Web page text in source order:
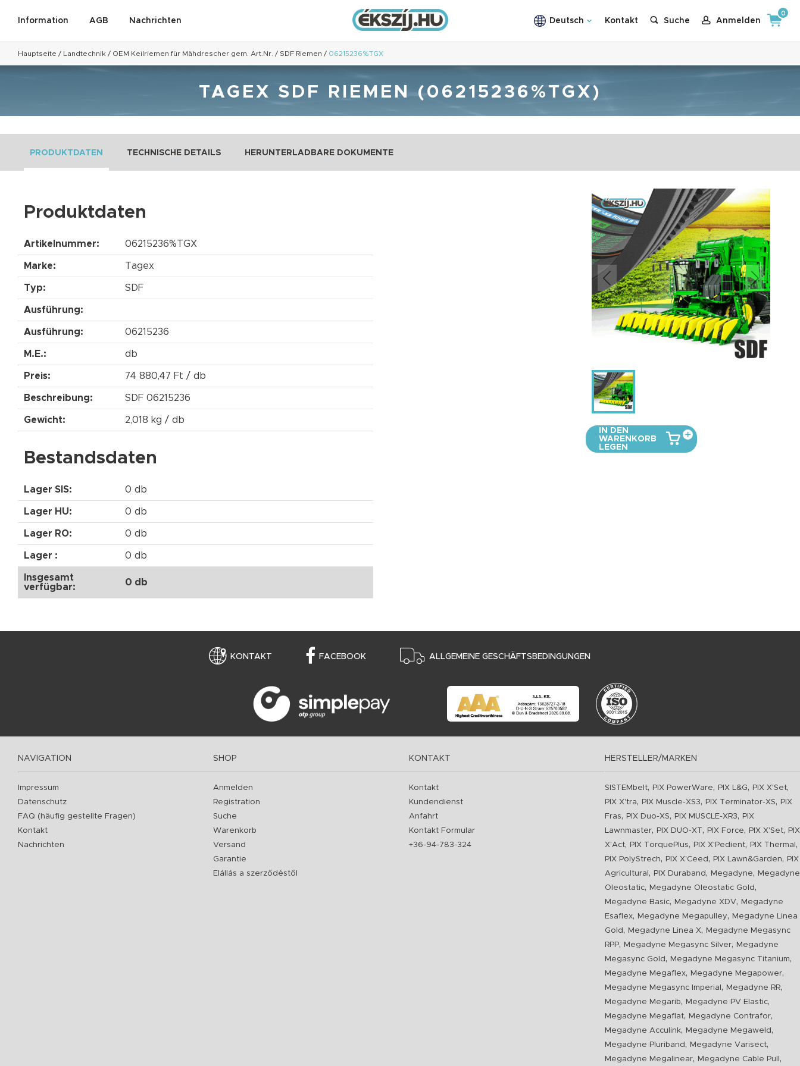
Information AGB Nachrichten Deutsch Kontakt Suche Anmelden
0
Hauptseite / Landtechnik / OEM Keilriemen für Mähdrescher gem. Art.Nr. / SDF Riemen / 06215236%TGX
TAGEX SDF RIEMEN (06215236%TGX)
PRODUKTDATEN TECHNISCHE DETAILS HERUNTERLADBARE DOKUMENTE
Produktdaten
Artikelnummer: 06215236%TGX
Marke: Tagex
Typ: SDF
Ausführung:
Ausführung: 06215236
M.E.: db
Preis: 74 880,47 Ft / db
Beschreibung: SDF 06215236
Gewicht: 2,018 kg / db
Bestandsdaten
Lager SIS: 0 db
Lager HU: 0 db
Lager RO: 0 db
Lager : 0 db
Insgesamt
verfügbar:
0 db
IN DEN
WARENKORB
LEGEN
KONTAKT FACEBOOK ALLGEMEINE GESCHÄFTSBEDINGUNGEN
NAVIGATION
Impressum
Datenschutz
FAQ (häufig gestellte Fragen)
Kontakt
Nachrichten
SHOP
Anmelden
Registration
Suche
Warenkorb
Versand
Garantie
Elállás a szerződéstől
KONTAKT
Kontakt
Kundendienst
Anfahrt
Kontakt Formular
+36-94-783-324
HERSTELLER/MARKEN
SISTEMbelt, PIX PowerWare, PIX L&G, PIX X'Set,
PIX X'tra, PIX Muscle-XS3, PIX Terminator-XS,
PIX
Fras, PIX Duo-XS, PIX MUSCLE-XR3,
PIX
Lawnmaster, PIX DUO-XT, PIX Force, PIX X'Set,
PIX
X'Act, PIX TorquePlus, PIX X'Pedient, PIX Thermal ,
PIX PolyStrech, PIX X'Ceed , PIX Lawn&Garden,
PIX
Agricultural , PIX Duraband , Megadyne,
Megadyne
Oleostatic, Megadyne Oleostatic Gold ,
Megadyne Basic, Megadyne XDV,
Megadyne
Esaflex, Megadyne Megapulley,
Megadyne Linea
Gold , Megadyne Linea X,
Megadyne Megasync
RPP, Megadyne Megasync Silver,
Megadyne
Megasync Gold , Megadyne Megasync Titanium,
Megadyne Megaflex, Megadyne Megapower,
Megadyne Megasync Imperial , Megadyne RR,
Megadyne Megarib, Megadyne PV Elastic,
Megadyne Megaflat, Megadyne Contrafor,
Megadyne Acculink, Megadyne Megaweld ,
Megadyne Pluriband , Megadyne Varisect,
Megadyne Megalinear, Megadyne Cable Pull ,